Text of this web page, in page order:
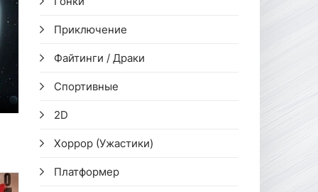
Приключение
Файтинги / Драки
Спортивные
2D
Хоррор (Ужастики)
Платформер